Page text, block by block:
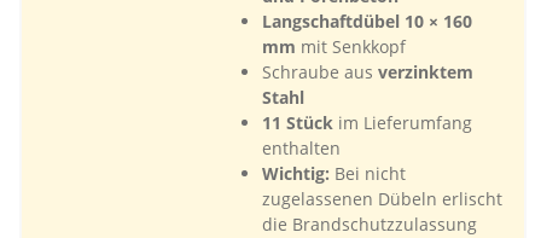
Langschaftdübel 10 × 160
mm mit Senkkopf
Schraube ausverzinktem
Stahl
11 Stück im Lieferumfang
enthalten
Wichtig: Bei nicht
zugelassenen Dübeln erlischt
die Brandschutzzulassung